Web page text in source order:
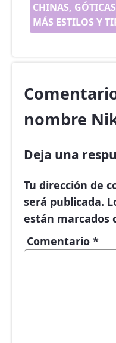
CHINAS,
MÁS ESTILOS Y
nombre
Deja una
Tu dirección de
será publicada.
están marcados
Comentario *